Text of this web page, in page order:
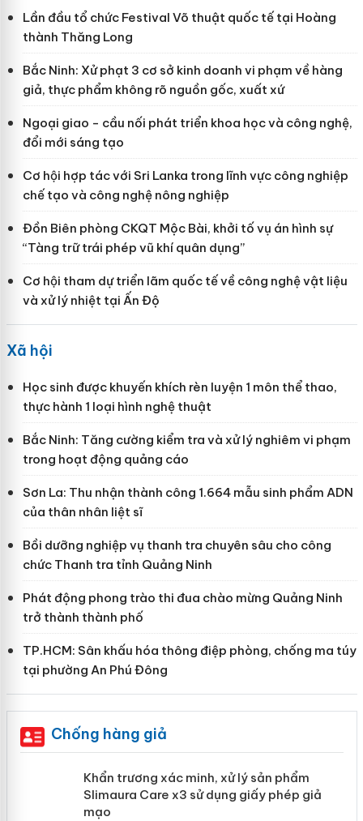
Lần đầu tổ chức Festival Võ thuật quốc tế tại Hoàng
thành Thăng Long
Bắc Ninh: Xử phạt 3 cơ sở kinh doanh vi phạm về hàng
giả, thực phẩm không rõ nguồn gốc, xuất xứ
Ngoại giao - cầu nối phát triển khoa học và công nghệ,
đổi mới sáng tạo
Cơ hội hợp tác với Sri Lanka trong lĩnh vực công nghiệp
chế tạo và công nghệ nông nghiệp
Đồn Biên phòng CKQT Mộc Bài, khởi tố vụ án hình sự
“Tàng trữ trái phép vũ khí quân dụng”
Cơ hội tham dự triển lãm quốc tế về công nghệ vật liệu
và xử lý nhiệt tại Ấn Độ
Xã hội
Học sinh được khuyến khích rèn luyện 1 môn thể thao,
thực hành 1 loại hình nghệ thuật
Bắc Ninh: Tăng cường kiểm tra và xử lý nghiêm vi phạm
trong hoạt động quảng cáo
Sơn La: Thu nhận thành công 1.664 mẫu sinh phẩm ADN
của thân nhân liệt sĩ
Bồi dưỡng nghiệp vụ thanh tra chuyên sâu cho công
chức Thanh tra tỉnh Quảng Ninh
Phát động phong trào thi đua chào mừng Quảng Ninh
trở thành thành phố
TP.HCM: Sân khấu hóa thông điệp phòng, chống ma túy
tại phường An Phú Đông
Chống hàng giả
Khẩn trương xác minh, xử lý sản phẩm
Slimaura Care x3 sử dụng giấy phép